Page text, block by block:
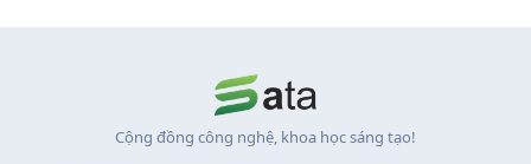
Cộng đồng công nghệ, khoa học sáng tạo!